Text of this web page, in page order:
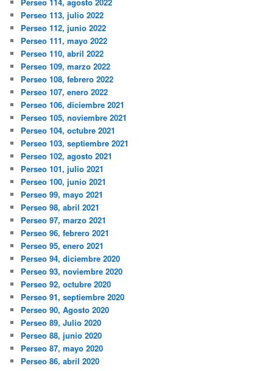
Perseo 113, julio 2022
Perseo 112, junio 2022
Perseo 111, mayo 2022
Perseo 110, abril 2022
Perseo 109, marzo 2022
Perseo 108, febrero 2022
Perseo 107, enero 2022
Perseo 106, diciembre 2021
Perseo 105, noviembre 2021
Perseo 104, octubre 2021
Perseo 103, septiembre 2021
Perseo 102, agosto 2021
Perseo 101, julio 2021
Perseo 100, junio 2021
Perseo 99, mayo 2021
Perseo 98, abril 2021
Perseo 97, marzo 2021
Perseo 96, febrero 2021
Perseo 95, enero 2021
Perseo 94, diciembre 2020
Perseo 93, noviembre 2020
Perseo 92, octubre 2020
Perseo 91, septiembre 2020
Perseo 90, Agosto 2020
Perseo 89, Julio 2020
Perseo 88, junio 2020
Perseo 87, mayo 2020
Perseo 86, abril 2020